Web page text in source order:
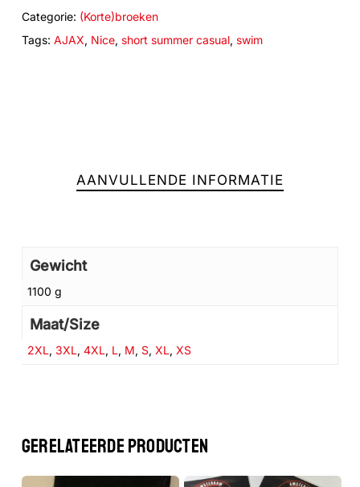
Categorie: (Korte)broeken
Tags: AJAX, Nice, short summer casual, swim
AANVULLENDE INFORMATIE
Gewicht
1100 g
Maat/Size
2XL, 3XL, 4XL, L, M, S, XL, XS
GERELATEERDE PRODUCTEN